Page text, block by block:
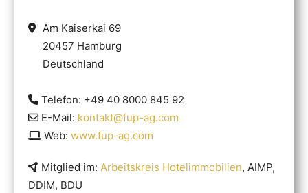
Am Kaiserkai 69
20457 Hamburg
Deutschland
Telefon: +49 40 8000 845 92
E-Mail: kontakt@fup-ag.com
Web: www.fup-ag.com
Mitglied im: Arbeitskreis Hotelimmobilien, AIMP,
DDIM, BDU